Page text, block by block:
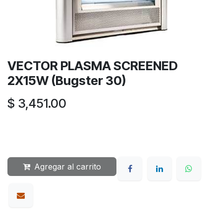
VECTOR PLASMA SCREENED
2X15W (Bugster 30)
$ 3,451.00
Agregar al carrito